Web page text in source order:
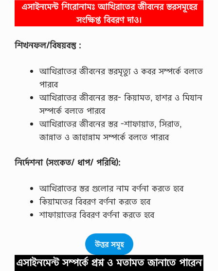
এসাইনমেন্ট শিরোনামঃ আখিরাতের জীবনের স্তরসমূহের
সংক্ষিপ্ত বিবরণ দাও।
শিখনফল/বিষয়বস্তু :
আখিরাতের জীবনের স্তরমৃত্যু ও কবর সম্পর্কে বলতে
পারবে
আখিরাতের জীবনের স্তর- কিয়ামত, হাশর ও মিযান
সম্পর্কে বলতে পারবে
আখিরাতের জীবনের স্তর -শাফায়াত, সিরাত,
জান্নাত ও জাহান্নাম সম্পর্কে বলতে পারবে
নির্দেশনা (সংকেত/ ধাপ/ পরিধি):
আখিরাতের স্তর গুলোর নাম বর্ণনা করতে হবে
কিয়ামতের বিবরণ বর্ণনা করতে হবে
শাফায়াতের বিবরণ বর্ণনা করতে হবে
উত্তর সমূহ
এসাইনমেন্ট সম্পর্কে প্রশ্ন ও মতামত জানাতে পারেন